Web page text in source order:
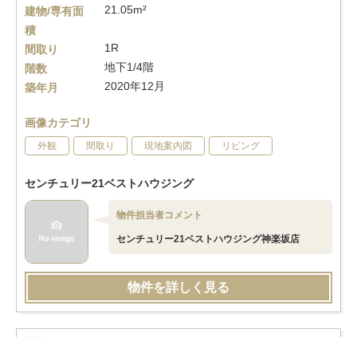
建物/専有面
積
21.05m²
間取り
1R
階数
地下1/4階
築年月
2020年12月
画像カテゴリ
外観 間取り 現地案内図 リビング
センチュリー21ベストハウジング
物件担当者コメント
センチュリー21ベストハウジング神楽坂店
物件を詳しく見る